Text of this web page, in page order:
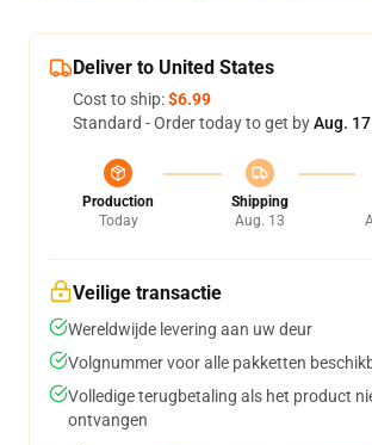
Deliver to United States
Cost to ship:$6.99
Standard - Order today to get byAug.
Production
Today
Shipping
Aug. 13
Veilige transactie
Wereldwijde levering aan uw deur
Volgnummer voor alle pakketten
Volledige terugbetaling als het product
ontvangen